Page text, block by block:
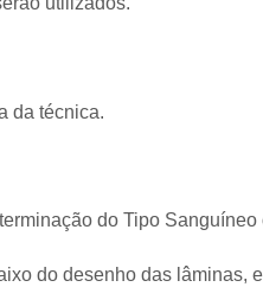
da técnica.
do Tipo
do desenho das lâminas,